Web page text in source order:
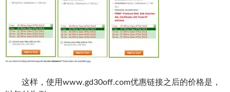
这样，使用www.gd30off.com优惠链接之后的价格是，